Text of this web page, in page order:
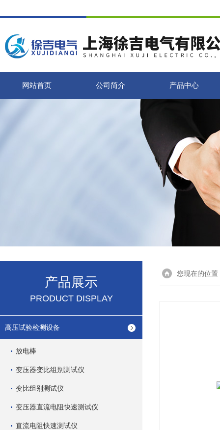
网站首页 公司简介 产品中心
产品展示
PRODUCT DISPLAY
高压试验检测设备
放电棒
变压器变比组别测试仪
变比组别测试仪
变压器直流电阻快速测试仪
直流电阻快速测试仪
您现在的位置